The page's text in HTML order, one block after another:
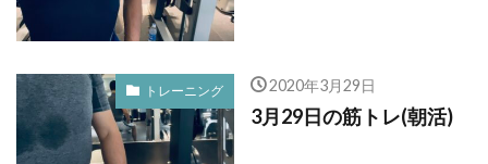
トレーニング 2020年3月29日
3月29日の筋トレ(朝活)